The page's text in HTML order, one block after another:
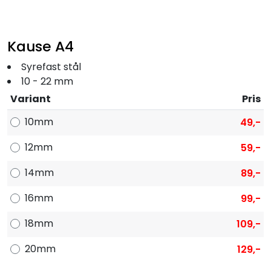
Kause A4
Syrefast stål
10 - 22 mm
Variant
Pris
10mm
49,-
12mm
59,-
14mm
89,-
16mm
99,-
18mm
109,-
20mm
129,-